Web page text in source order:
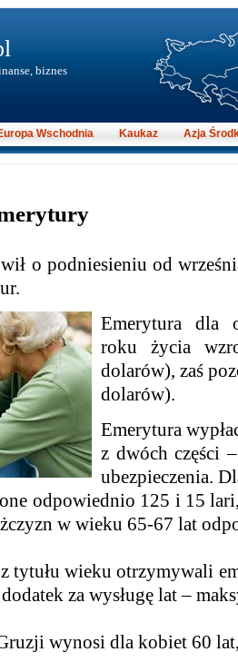
o podniesieniu od
Emerytura dla
roku życia
dolarów), zaś
dolarów).
Emerytura
z dwóch części
ubezpieczenia.
odpowiednio 125 i 15
w wieku 65-67 lat
tytułu wieku otrzymywali
za wysługę lat –
wynosi dla kobiet 60
biznes
Wschodnia Kaukaz Azja